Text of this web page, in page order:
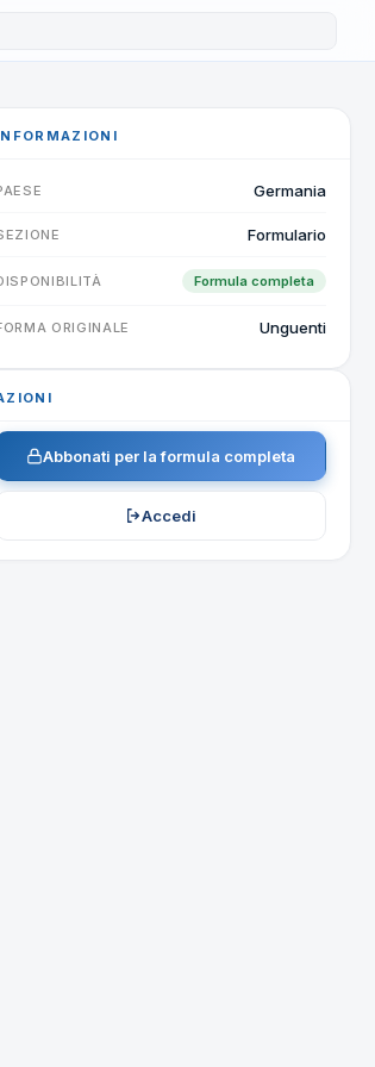
Germania
Formulario
Formula completa
ORIGINALE Unguenti
Abbonati per la formula completa
Accedi